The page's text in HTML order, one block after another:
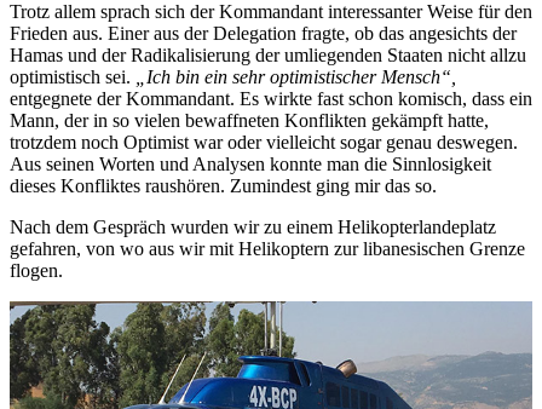
Trotz allem sprach sich der Kommandant interessanter Weise für den
Frieden aus. Einer aus der Delegation fragte, ob das angesichts der
Hamas und der Radikalisierung der umliegenden Staaten nicht allzu
optimistisch sei.
„Ich bin ein sehr optimistischer Mensch“,
entgegnete der Kommandant. Es wirkte fast schon komisch, dass ein
Mann, der in so vielen bewaffneten Konflikten gekämpft hatte,
trotzdem noch Optimist war oder vielleicht sogar genau deswegen.
Aus seinen Worten und Analysen konnte man die Sinnlosigkeit
dieses Konfliktes raushören. Zumindest ging mir das so.
Nach dem Gespräch wurden wir zu einem Helikopterlandeplatz
gefahren, von wo aus wir mit Helikoptern zur libanesischen Grenze
flogen.